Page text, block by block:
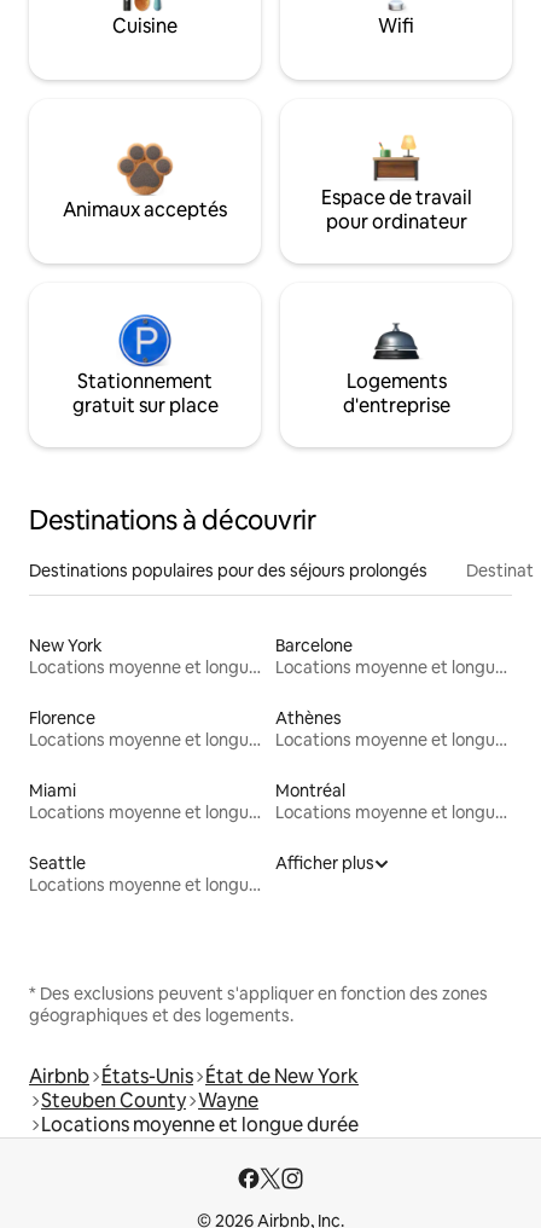
Cuisine Wifi
Animaux acceptés
Espace de travail
pour ordinateur
Stationnement
gratuit sur place
Logements
d'entreprise
Destinations à découvrir
Destinations populaires pour des séjours prolongés
New York
Locations moyenne et longue durée
Barcelone
Locations moyenne et longue durée
Florence
Locations moyenne et longue durée
Athènes
Locations moyenne et longue durée
Miami
Locations moyenne et longue durée
Montréal
Locations moyenne et longue durée
Seattle
Locations moyenne et longue durée
Afficher plus
* Des exclusions peuvent s'appliquer en fonction des zones
géographiques et des logements.
Airbnb États-Unis État de New York
Steuben County Wayne
Locations moyenne et longue durée
© 2026 Airbnb, Inc.